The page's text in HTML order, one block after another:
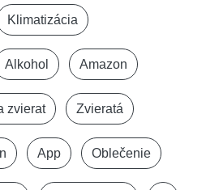
Klimatizácia
Alkohol Amazon
zvierat Zvieratá
App Oblečenie